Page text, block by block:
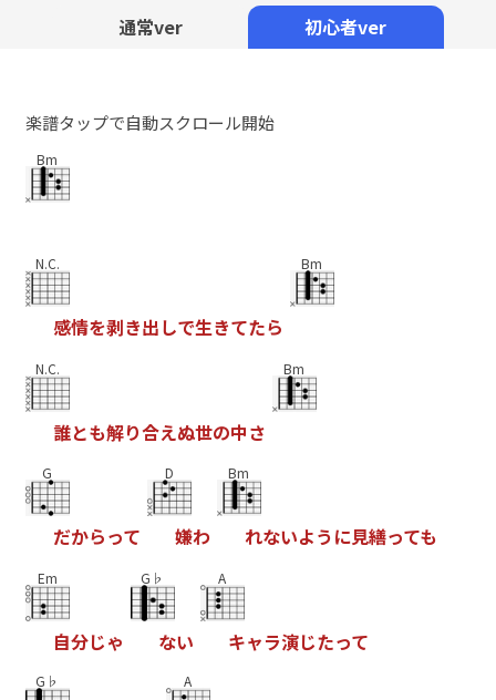
通常ver 初心者ver
楽譜タップで自動スクロール開始
Bm
N.C.
感情を剥き出しで生きてたら
Bm
N.C.
誰とも解り合えぬ世の中さ
Bm
G
だからって
D
嫌わ
Bm
れないよう に見繕っても
Em
自分じゃ
G♭
ない
A
キャラ演じたって
G♭ A